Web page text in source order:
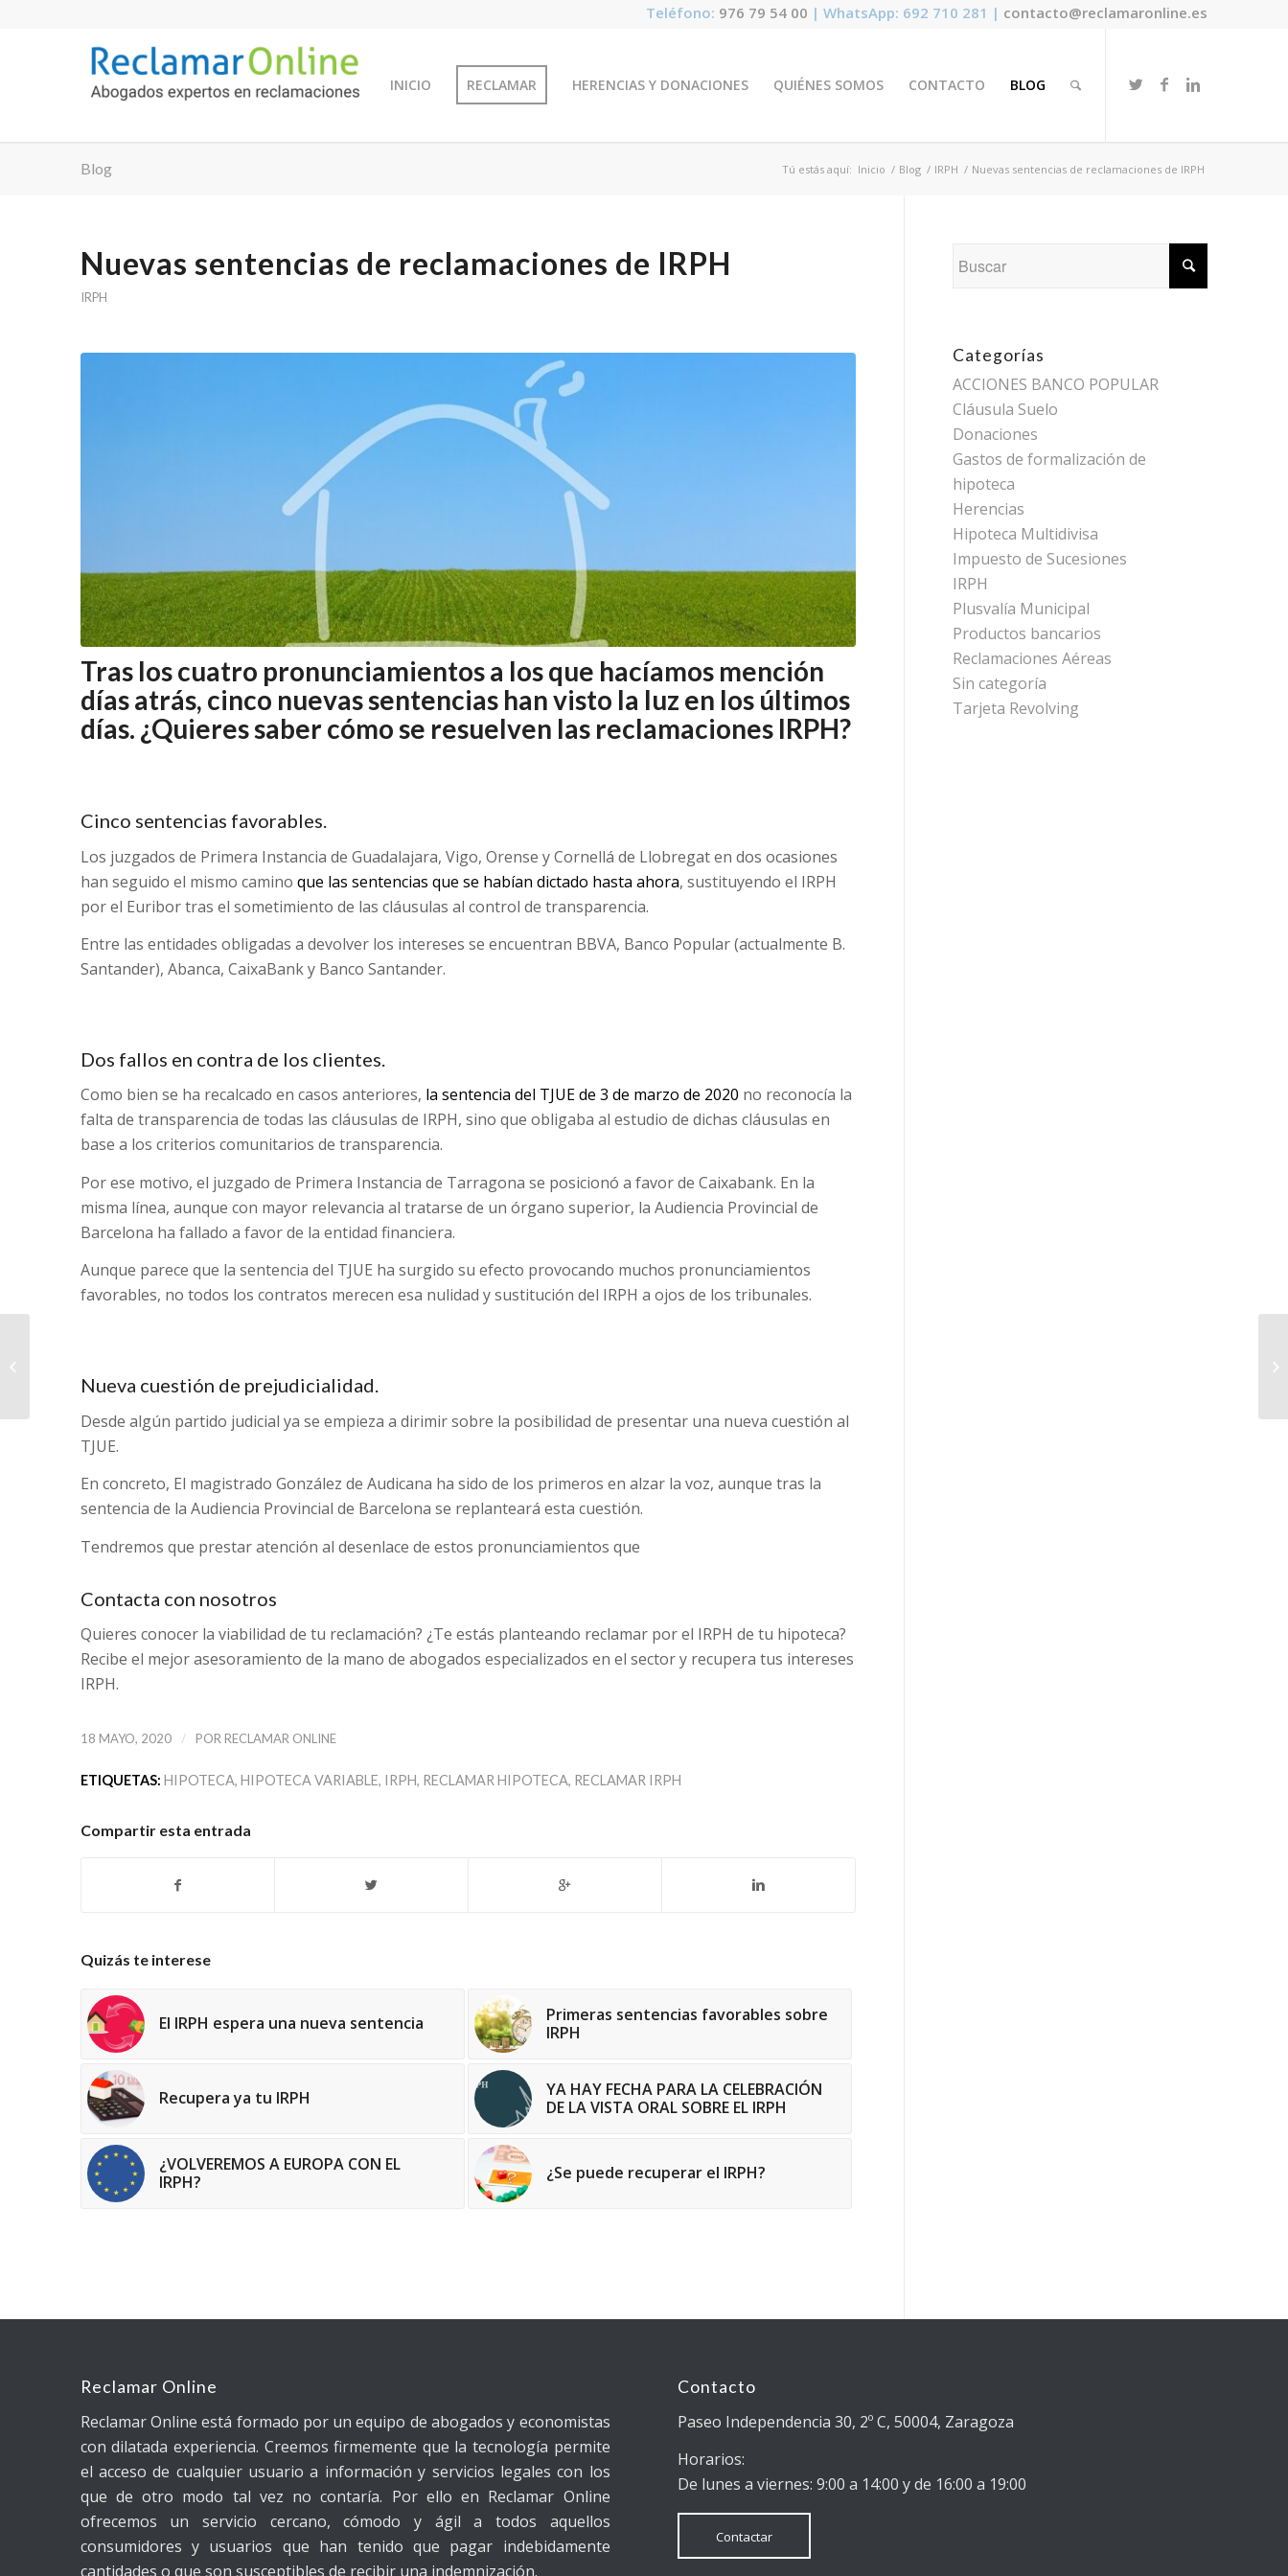
Teléfono: 976 79 54 00 | WhatsApp: 692 710 281 | contacto@reclamaronline.es
INICIO RECLAMAR HERENCIAS Y DONACIONES QUIÉNES SOMOS CONTACTO BLOG
Blog Tú estás aquí: Inicio / Blog / IRPH / Nuevas sentencias de reclamaciones de IRPH
Nuevas sentencias de reclamaciones de IRPH
IRPH
Tras los cuatro pronunciamientos a los que hacíamos mención
días atrás, cinco nuevas sentencias han visto la luz en los últimos
días. ¿Quieres saber cómo se resuelven las reclamaciones IRPH?
Cinco sentencias favorables.
Los juzgados de Primera Instancia de Guadalajara, Vigo, Orense y Cornellá de Llobregat en dos ocasiones
han seguido el mismo camino que las sentencias que se habían dictado hasta ahora, sustituyendo el IRPH
por el Euribor tras el sometimiento de las cláusulas al control de transparencia.
Entre las entidades obligadas a devolver los intereses se encuentran BBVA, Banco Popular (actualmente B.
Santander), Abanca, CaixaBank y Banco Santander.
Dos fallos en contra de los clientes.
Como bien se ha recalcado en casos anteriores, la sentencia del TJUE de 3 de marzo de 2020 no reconocía la
falta de transparencia de todas las cláusulas de IRPH, sino que obligaba al estudio de dichas cláusulas en
base a los criterios comunitarios de transparencia.
Por ese motivo, el juzgado de Primera Instancia de Tarragona se posicionó a favor de Caixabank. En la
misma línea, aunque con mayor relevancia al tratarse de un órgano superior, la Audiencia Provincial de
Barcelona ha fallado a favor de la entidad financiera.
Aunque parece que la sentencia del TJUE ha surgido su efecto provocando muchos pronunciamientos
favorables, no todos los contratos merecen esa nulidad y sustitución del IRPH a ojos de los tribunales.
Nueva cuestión de prejudicialidad.
Desde algún partido judicial ya se empieza a dirimir sobre la posibilidad de presentar una nueva cuestión al
TJUE.
En concreto, El magistrado González de Audicana ha sido de los primeros en alzar la voz, aunque tras la
sentencia de la Audiencia Provincial de Barcelona se replanteará esta cuestión.
Tendremos que prestar atención al desenlace de estos pronunciamientos que
Contacta con nosotros
Quieres conocer la viabilidad de tu reclamación? ¿Te estás planteando reclamar por el IRPH de tu hipoteca?
Recibe el mejor asesoramiento de la mano de abogados especializados en el sector y recupera tus intereses
IRPH.
18 MAYO, 2020 / POR RECLAMAR ONLINE
ETIQUETAS: HIPOTECA, HIPOTECA VARIABLE, IRPH, RECLAMAR HIPOTECA, RECLAMAR IRPH
Compartir esta entrada
Quizás te interese
El IRPH espera una nueva sentencia
Primeras sentencias favorables sobre
IRPH
Recupera ya tu IRPH
YA HAY FECHA PARA LA CELEBRACIÓN
DE LA VISTA ORAL SOBRE EL IRPH
¿VOLVEREMOS A EUROPA CON EL
IRPH?
¿Se puede recuperar el IRPH?
Categorías
ACCIONES BANCO POPULAR
Cláusula Suelo
Donaciones
Gastos de formalización de
hipoteca
Herencias
Hipoteca Multidivisa
Impuesto de Sucesiones
IRPH
Plusvalía Municipal
Productos bancarios
Reclamaciones Aéreas
Sin categoría
Tarjeta Revolving
Reclamar Online
Reclamar Online está formado por un equipo de abogados y economistas
con dilatada experiencia. Creemos firmemente que la tecnología permite
el acceso de cualquier usuario a información y servicios legales con los
que de otro modo tal vez no contaría. Por ello en Reclamar Online
ofrecemos un servicio cercano, cómodo y ágil a todos aquellos
consumidores y usuarios que han tenido que pagar indebidamente
cantidades o que son susceptibles de recibir una indemnización.
Contacto
Paseo Independencia 30, 2º C, 50004, Zaragoza
Horarios:
De lunes a viernes: 9:00 a 14:00 y de 16:00 a 19:00
Contactar